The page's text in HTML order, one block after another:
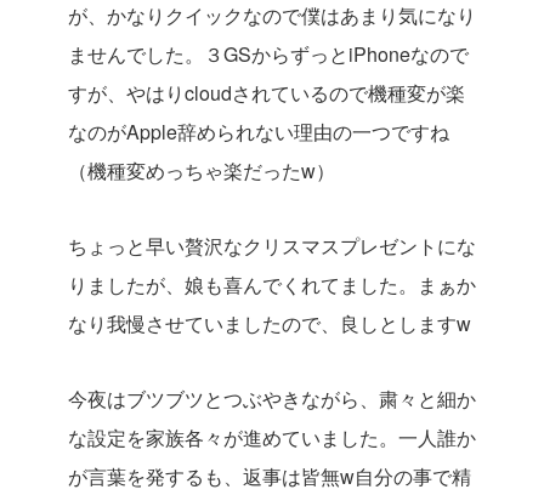
が、かなりクイックなので僕はあまり気になり
ませんでした。３GSからずっとiPhoneなので
すが、やはりcloudされているので機種変が楽
なのがApple辞められない理由の一つですね
（機種変めっちゃ楽だったw）
ちょっと早い贅沢なクリスマスプレゼントにな
りましたが、娘も喜んでくれてました。まぁか
なり我慢させていましたので、良しとしますw
今夜はブツブツとつぶやきながら、粛々と細か
な設定を家族各々が進めていました。一人誰か
が言葉を発するも、返事は皆無w自分の事で精